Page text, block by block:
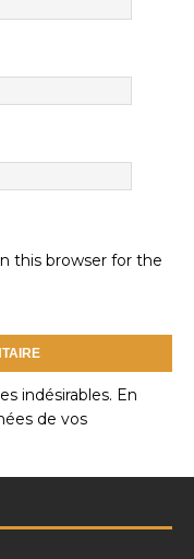
this browser for the
indésirables. En
de vos